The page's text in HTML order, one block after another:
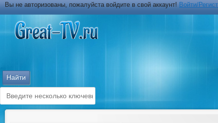
Вы не авторизованы, пожалуйста войдите в свой аккаунт!Войти/